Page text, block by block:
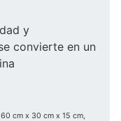
y
convierte en un
cm x 30 cm x 15 cm,